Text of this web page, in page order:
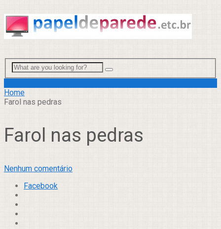
Home
Farol nas pedras
Farol nas pedras
Nenhum comentário
Facebook